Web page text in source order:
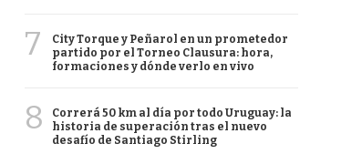
7
City Torque y Peñarol en un prometedor
partido por el Torneo Clausura: hora,
formaciones y dónde verlo en vivo
8
Correrá 50 km al día por todo Uruguay: la
historia de superación tras el nuevo
desafío de Santiago Stirling